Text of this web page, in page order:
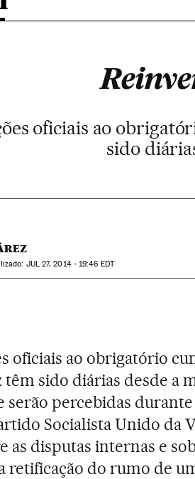
oficiais ao
sido
JUL27, 2014 - 19:46 EDT
en TwitterRedes Sociales
oficiais ao obrigatório
têm sido diárias desde a
serão percebidas
Socialista Unido da
as disputas internas e
retificação do rumo de